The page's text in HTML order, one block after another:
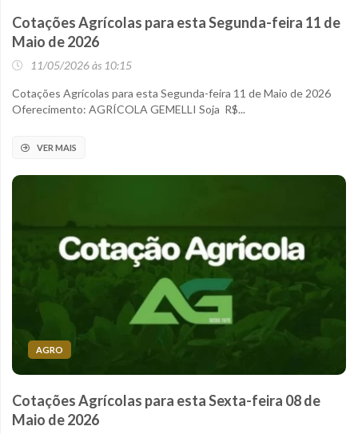
Cotações Agrícolas para esta Segunda-feira 11 de
Maio de 2026
11/05/2026 às 10:15
Cotações Agrícolas para esta Segunda-feira 11 de Maio de 2026
Oferecimento: AGRÍCOLA GEMELLI Soja R$...
VER MAIS
AGRO
Cotações Agrícolas para esta Sexta-feira 08 de
Maio de 2026